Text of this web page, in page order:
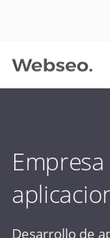
Desarrollo de